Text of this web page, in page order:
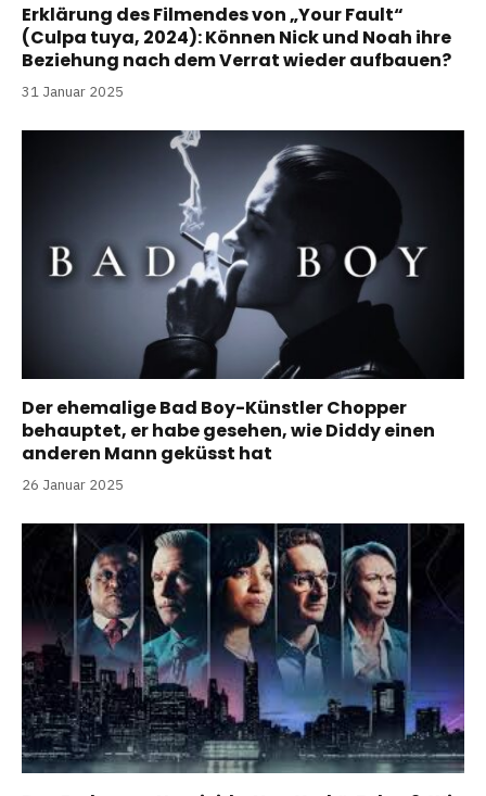
Erklärung des Filmendes von „Your Fault“
(Culpa tuya, 2024): Können Nick und Noah ihre
Beziehung nach dem Verrat wieder aufbauen?
31 Januar 2025
Der ehemalige Bad Boy-Künstler Chopper
behauptet, er habe gesehen, wie Diddy einen
anderen Mann geküsst hat
26 Januar 2025